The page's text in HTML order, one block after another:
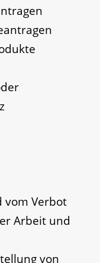
vom Verbot
Arbeit und
von